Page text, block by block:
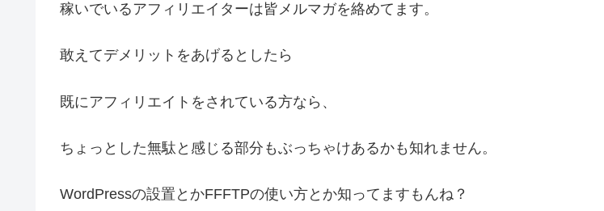
稼いでいるアフィリエイターは皆メルマガを絡めてます。
敢えてデメリットをあげるとしたら
既にアフィリエイトをされている方なら、
ちょっとした無駄と感じる部分もぶっちゃけあるかも知れません。
WordPressの設置とかFFFTPの使い方とか知ってますもんね？